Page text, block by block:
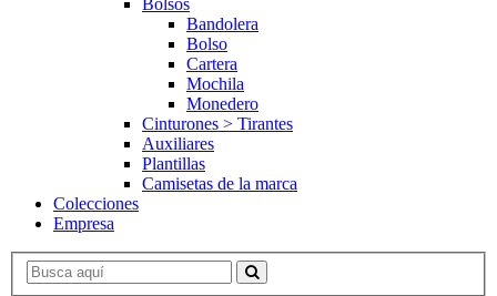
Bolsos
Bandolera
Bolso
Cartera
Mochila
Monedero
Cinturones > Tirantes
Auxiliares
Plantillas
Camisetas de la marca
Colecciones
Empresa